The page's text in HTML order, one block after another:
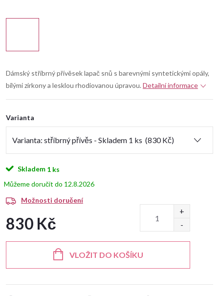
Dámský stříbrný přívěsek lapač snů s barevnými syntetickými opály,
bílými zirkony a lesklou rhodiovanou úpravou. Detailní informace
Varianta
Skladem 1 ks
12.8.2026
Možnosti doručení
830 Kč
VLOŽIT DO KOŠÍKU